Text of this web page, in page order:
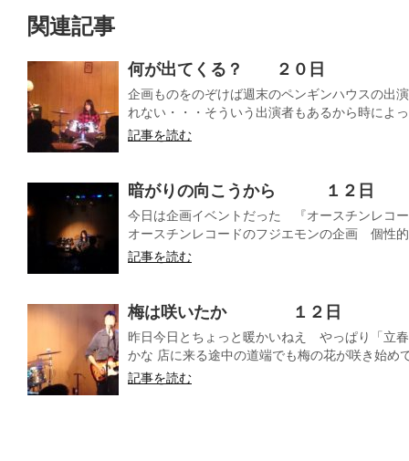
関連記事
何が出てくる？ ２０日
企画ものをのぞけば週末のペンギンハウスの出
れない・・・そういう出演者もあるから時によ
記事を読む
暗がりの向こうから １２日
今日は企画イベントだった 『オースチンレコ
オースチンレコードのフジエモンの企画 個性
記事を読む
梅は咲いたか １２日
昨日今日とちょっと暖かいねえ やっぱり「立
かな 店に来る途中の道端でも梅の花が咲き始め
記事を読む